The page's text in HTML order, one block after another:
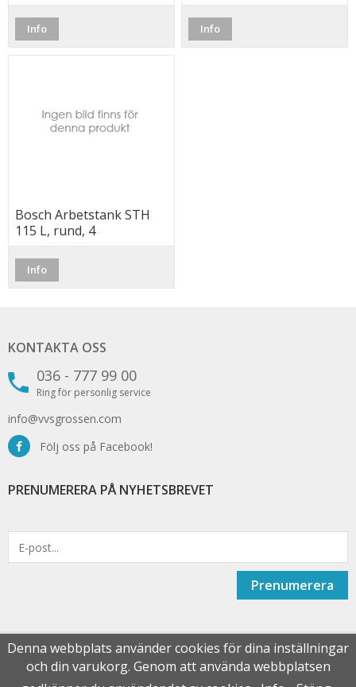
Info Info
Bosch Arbetstank STH
115 L, rund, 4
Info
KONTAKTA OSS
036 - 777 99 00
Ring för personlig service
info@vvsgrossen.com
Följ oss på Facebook!
PRENUMERERA PÅ NYHETSBREVET
Prenumerera
Drift & produktion:
Denna webbplats använder cookies för dina inställningar
och din varukorg. Genom att använda webbplatsen